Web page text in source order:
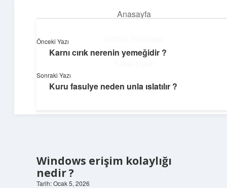
Anasayfa
Hakkımızda
Huzurlu Yaşam Tüyoları
Hayatına ferahlık katan öneriler!
Windows erişim kolaylığı
nedir ?
Tarih: Ocak 5, 2026
Önceki Yazı
Karnı cırık nerenin yemeğidir ?
Sonraki Yazı
Kuru fasulye neden unla ıslatılır ?